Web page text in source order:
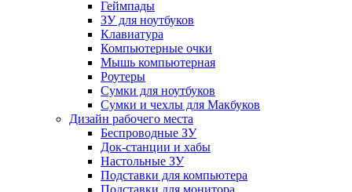
Геймпады
ЗУ для ноутбуков
Клавиатура
Компьютерные очки
Мышь компьютерная
Роутеры
Сумки для ноутбуков
Сумки и чехлы для Макбуков
Дизайн рабочего места
Беспроводные ЗУ
Док-станции и хабы
Настольные ЗУ
Подставки для компьютера
Подставки для монитора